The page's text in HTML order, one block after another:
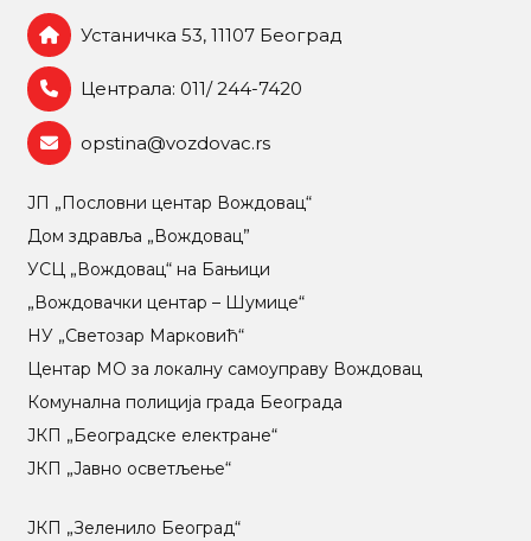
Устаничка 53, 11107 Београд
Централа: 011/ 244-7420
opstina@vozdovac.rs
ЈП „Пословни центар Вождовац“
Дом здравља „Вождовац”
УСЦ „Вождовац“ на Бањици
„Вождовачки центар – Шумице“
НУ „Светозар Марковић“
Центар МO за локалну самоуправу Вождовац
Комунална полиција града Београда
ЈКП „Београдске електране“
ЈКП „Јавно осветљење“
ЈКП „Зеленило Београд“